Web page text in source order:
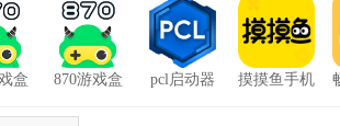
盒
870游戏盒
pcl启动器
摸摸鱼手机